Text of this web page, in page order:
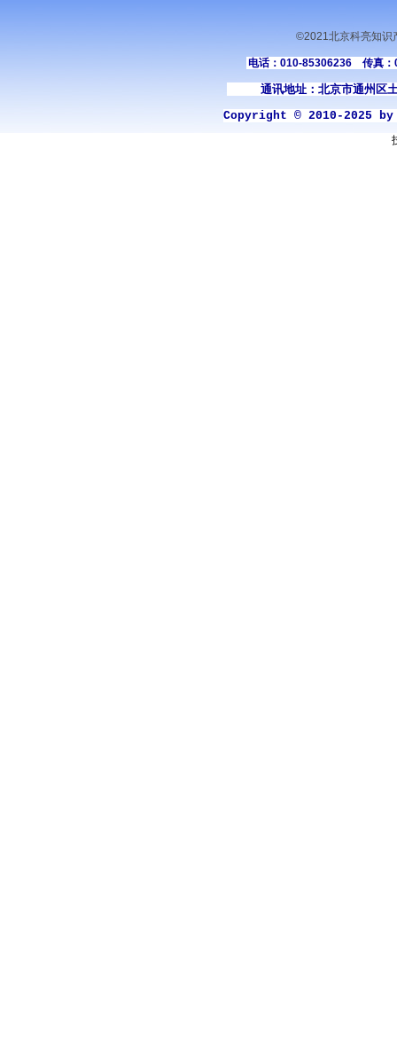
©2021北京科亮知识
电话：010-85306236 传真
通讯地址：北京市通州区土
Copyright © 2010-2025